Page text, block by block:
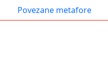
Povezane metafore